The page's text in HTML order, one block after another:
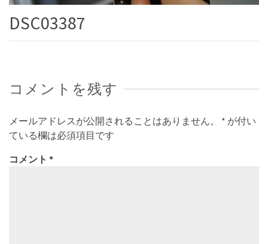
DSC03387
コメントを残す
メールアドレスが公開されることはありません。 * が付い
ている欄は必須項目です
コメント *